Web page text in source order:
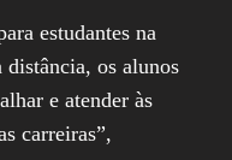
estudantes na
distância, os alunos
e atender às
carreiras”,